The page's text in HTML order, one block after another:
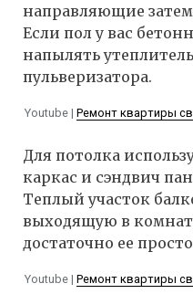
направляющие
Если пол у вас
напылять
пульверизатора.
Youtube | Ремонт квартиры
Для потолка
каркас и сэндвич
Теплый участок
выходящую в
достаточно ее
Youtube | Ремонт квартиры